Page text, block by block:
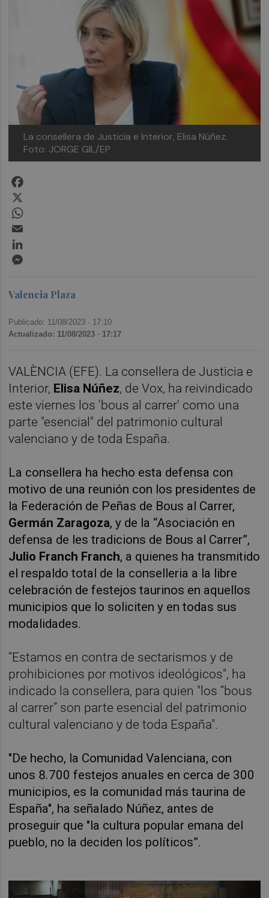
La consellera de Justicia e Interior, Elisa Núñez.
Foto: JORGE GIL/EP
Valencia Plaza
Publicado: 11/08/2023 · 17:10
Actualizado: 11/08/2023 · 17:17
VALÈNCIA (EFE). La consellera de Justicia e
Interior, Elisa Núñez, de Vox, ha reivindicado
este viernes los 'bous al carrer' como una
parte "esencial" del patrimonio cultural
valenciano y de toda España.
La consellera ha hecho esta defensa con
motivo de una reunión con los presidentes de
la Federación de Peñas de Bous al Carrer,
Germán Zaragoza, y de la “Asociación en
defensa de les tradicions de Bous al Carrer”,
Julio Franch Franch, a quienes ha transmitido
el respaldo total de la conselleria a la libre
celebración de festejos taurinos en aquellos
municipios que lo soliciten y en todas sus
modalidades.
“Estamos en contra de sectarismos y de
prohibiciones por motivos ideológicos", ha
indicado la consellera, para quien "los “bous
al carrer” son parte esencial del patrimonio
cultural valenciano y de toda España".
"De hecho, la Comunidad Valenciana, con
unos 8.700 festejos anuales en cerca de 300
municipios, es la comunidad más taurina de
España", ha señalado Núñez, antes de
proseguir que "la cultura popular emana del
pueblo, no la deciden los políticos”.